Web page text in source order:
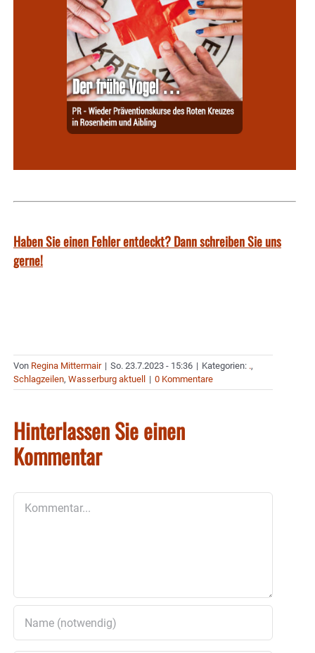
Haben Sie einen Fehler entdeckt? Dann schreiben Sie uns
gerne!
Von Regina Mittermair | So. 23.7.2023 - 15:36 | Kategorien: .,
Schlagzeilen, Wasserburg aktuell | 0 Kommentare
Hinterlassen Sie einen
Kommentar